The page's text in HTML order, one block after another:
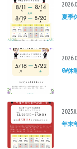
夏季
GW
年末